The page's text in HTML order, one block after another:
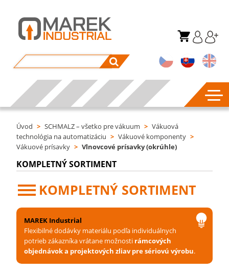
Úvod > SCHMALZ – všetko pre vákuum > Vákuová
technológia na automatizáciu > Vákuové komponenty >
Vákuové prísavky > Vlnovcové prísavky (okrúhle)
KOMPLETNÝ SORTIMENT
KOMPLETNÝ SORTIMENT
MAREK Industrial
Flexibilné dodávky materiálu podľa individuálnych
potrieb zákazníka vrátane možnosti rámcových
objednávok a projektových zliav pre sériovú výrobu.